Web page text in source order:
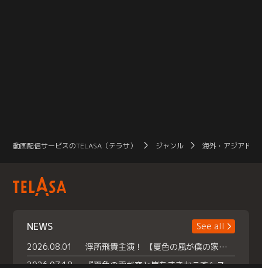
動画配信サービスのTELASA（テラサ） ジャンル 海外・アジアドラ
NEWS
See all
2026.08.01
浮所飛貴主演！ 【夏色の風が僕の家にやってきた】 本日よりテラサで独占配信スタート！
2026.07.18
『夏色の雲が恋と嵐をまきおこす』スペシャルメイキング 【Part1】2026年７月18日（土）23時30分～配信スタート！話題のシーンの裏側を大公開！豪華キャスト大集合！ 『武宮家 真夏の家族会議』開催！